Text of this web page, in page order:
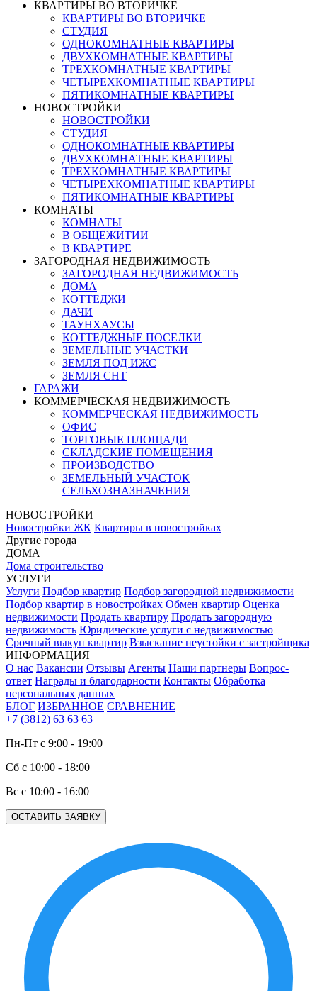
КВАРТИРЫ ВО ВТОРИЧКЕ
КВАРТИРЫ ВО ВТОРИЧКЕ
СТУДИЯ
ОДНОКОМНАТНЫЕ КВАРТИРЫ
ДВУХКОМНАТНЫЕ КВАРТИРЫ
ТРЕХКОМНАТНЫЕ КВАРТИРЫ
ЧЕТЫРЕХКОМНАТНЫЕ КВАРТИРЫ
ПЯТИКОМНАТНЫЕ КВАРТИРЫ
НОВОСТРОЙКИ
НОВОСТРОЙКИ
СТУДИЯ
ОДНОКОМНАТНЫЕ КВАРТИРЫ
ДВУХКОМНАТНЫЕ КВАРТИРЫ
ТРЕХКОМНАТНЫЕ КВАРТИРЫ
ЧЕТЫРЕХКОМНАТНЫЕ КВАРТИРЫ
ПЯТИКОМНАТНЫЕ КВАРТИРЫ
КОМНАТЫ
КОМНАТЫ
В ОБЩЕЖИТИИ
В КВАРТИРЕ
ЗАГОРОДНАЯ НЕДВИЖИМОСТЬ
ЗАГОРОДНАЯ НЕДВИЖИМОСТЬ
ДОМА
КОТТЕДЖИ
ДАЧИ
ТАУНХАУСЫ
КОТТЕДЖНЫЕ ПОСЕЛКИ
ЗЕМЕЛЬНЫЕ УЧАСТКИ
ЗЕМЛЯ ПОД ИЖС
ЗЕМЛЯ СНТ
ГАРАЖИ
КОММЕРЧЕСКАЯ НЕДВИЖИМОСТЬ
КОММЕРЧЕСКАЯ НЕДВИЖИМОСТЬ
ОФИС
ТОРГОВЫЕ ПЛОЩАДИ
СКЛАДСКИЕ ПОМЕЩЕНИЯ
ПРОИЗВОДСТВО
ЗЕМЕЛЬНЫЙ УЧАСТОК
СЕЛЬХОЗНАЗНАЧЕНИЯ
НОВОСТРОЙКИ
Новостройки ЖК Квартиры в новостройках
Другие города
ДОМА
Дома строительство
УСЛУГИ
Услуги Подбор квартир Подбор загородной недвижимости
Подбор квартир в новостройках Обмен квартир Оценка
недвижимости Продать квартиру Продать загородную
недвижимость Юридические услуги с недвижимостью
Срочный выкуп квартир Взыскание неустойки с застройщика
ИНФОРМАЦИЯ
О нас Вакансии Отзывы Агенты Наши партнеры Вопрос-
ответ Награды и благодарности Контакты Обработка
персональных данных
БЛОГ ИЗБРАННОЕ СРАВНЕНИЕ
+7 (3812) 63 63 63
Пн-Пт с 9:00 - 19:00
Сб с 10:00 - 18:00
Вс с 10:00 - 16:00
ОСТАВИТЬ ЗАЯВКУ